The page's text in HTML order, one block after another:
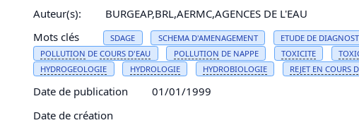
Auteur(s):
BURGEAP,BRL,AERMC,AGENCES DE L'EAU
Mots clés
SDAGE SCHEMA D'AMENAGEMENT ETUDE DE
POLLUTION DECOURS D'EAU POLLUTION DE NAPPE TOXICITE
HYDROGEOLOGIE
HYDROLOGIE HYDROBIOLOGIE REJET ENCOURS
Date de publication
01/01/1999
Date de création